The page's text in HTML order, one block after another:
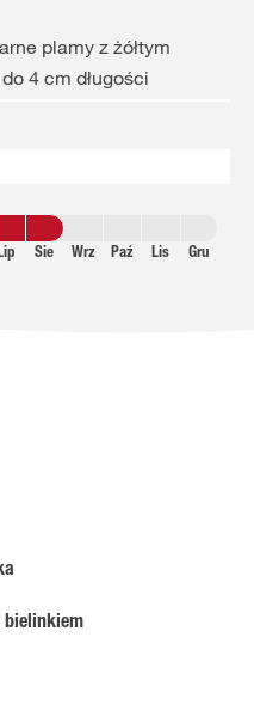
plamy z żółtym
4 cm długości
Sie Wrz Paź Lis Gru
bielinkiem